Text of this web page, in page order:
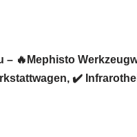
– 🔥Mephisto
✔️